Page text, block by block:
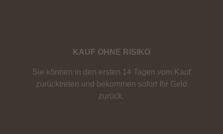
KAUF OHNE RISIKO
Sie können in den ersten 14 Tagen vom Kauf
zurücktreten und bekommen sofort Ihr Geld
zurück.